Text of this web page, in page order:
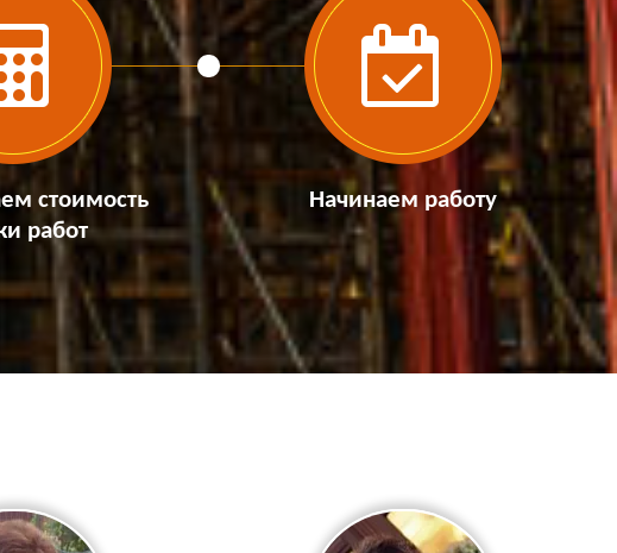
стоимость
работ
Начинаем работу